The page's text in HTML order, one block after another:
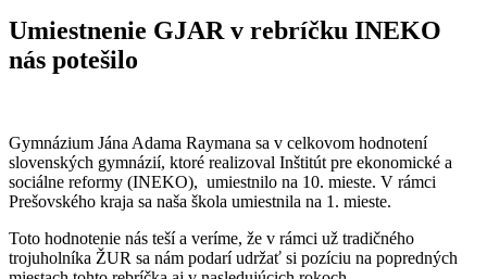
Umiestnenie GJAR v rebríčku INEKO
nás potešilo
Gymnázium Jána Adama Raymana sa v celkovom hodnotení
slovenských gymnázií, ktoré realizoval Inštitút pre ekonomické a
sociálne reformy (INEKO), umiestnilo na 10. mieste. V rámci
Prešovského kraja sa naša škola umiestnila na 1. mieste.
Toto hodnotenie nás teší a veríme, že v rámci už tradičného
trojuholníka ŽUR sa nám podarí udržať si pozíciu na popredných